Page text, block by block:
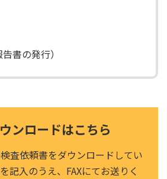
書の発行）
ンロードはこちら
査依頼書をダウンロードしてい
記入のうえ、FAXにてお送りく